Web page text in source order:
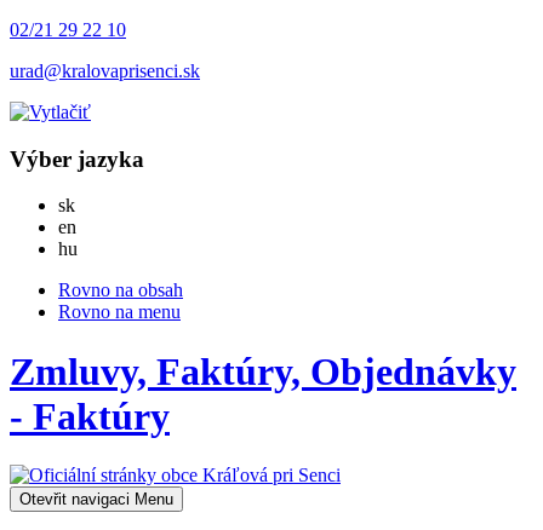
02/21 29 22 10
urad@kralovaprisenci.sk
Výber jazyka
skSlovensky
en
hu
Rovno na obsah
Rovno na menu
Zmluvy, Faktúry, Objednávky
- Faktúry
Otevřit navigaci Menu